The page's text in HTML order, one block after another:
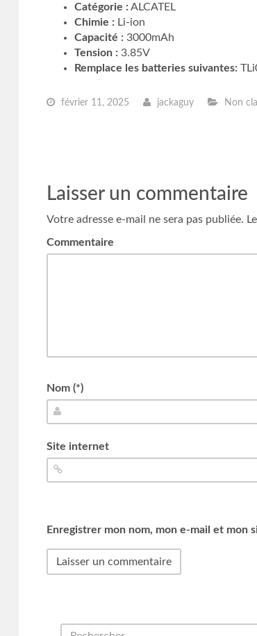
Catégorie :ALCATEL
Chimie :Li-ion
Capacité :3000mAh
Tension :3.85V
Remplace les batteries suivantes:
février 11, 2025 jackaguy Non
Laisser un commentaire
Votre adresse e-mail ne sera pas publiée.
Commentaire
Nom (*)
Site internet
Enregistrer mon nom, mon e-mail et mon